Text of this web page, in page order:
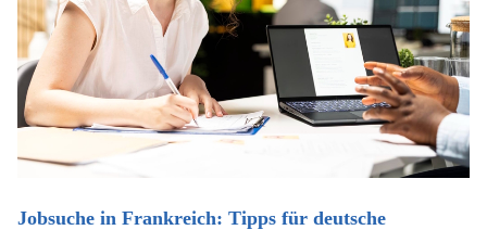
Jobsuche in Frankreich: Tipps für deutsche